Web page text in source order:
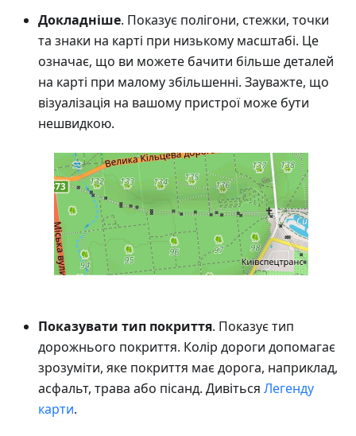
Докладніше. Показує полігони, стежки, точки
та знаки на карті при низькому масштабі. Це
означає, що ви можете бачити більше деталей
на карті при малому збільшенні. Зауважте, що
візуалізація на вашому пристрої може бути
нешвидкою.
Показувати тип покриття. Показує тип
дорожнього покриття. Колір дороги допомагає
зрозуміти, яке покриття має дорога, наприклад,
асфальт, трава або пісанд. Дивіться Легенду
карти.